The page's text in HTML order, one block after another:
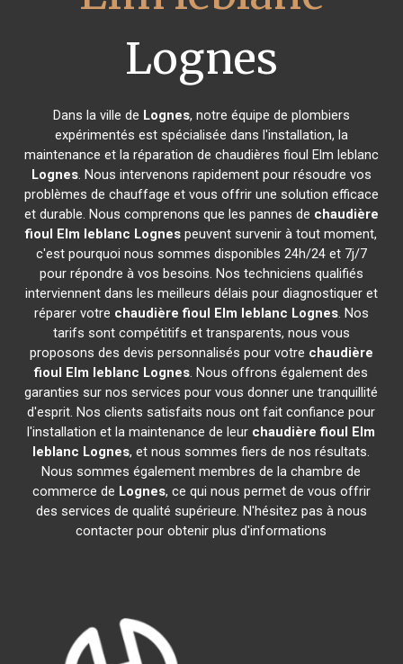
Lognes
Dans la ville de Lognes, notre équipe de plombiers
expérimentés est spécialisée dans l'installation, la
maintenance et la réparation de chaudières fioul Elm leblanc
Lognes. Nous intervenons rapidement pour résoudre vos
problèmes de chauffage et vous offrir une solution efficace
et durable. Nous comprenons que les pannes de chaudière
fioul Elm leblanc Lognes peuvent survenir à tout moment,
c'est pourquoi nous sommes disponibles 24h/24 et 7j/7
pour répondre à vos besoins. Nos techniciens qualifiés
interviennent dans les meilleurs délais pour diagnostiquer et
réparer votre chaudière fioul Elm leblanc Lognes. Nos
tarifs sont compétitifs et transparents, nous vous
proposons des devis personnalisés pour votre chaudière
fioul Elm leblanc Lognes. Nous offrons également des
garanties sur nos services pour vous donner une tranquillité
d'esprit. Nos clients satisfaits nous ont fait confiance pour
l'installation et la maintenance de leur chaudière fioul Elm
leblanc Lognes, et nous sommes fiers de nos résultats.
Nous sommes également membres de la chambre de
commerce de Lognes, ce qui nous permet de vous offrir
des services de qualité supérieure. N'hésitez pas à nous
contacter pour obtenir plus d'informations